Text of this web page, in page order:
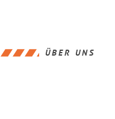
ÜBER UNS